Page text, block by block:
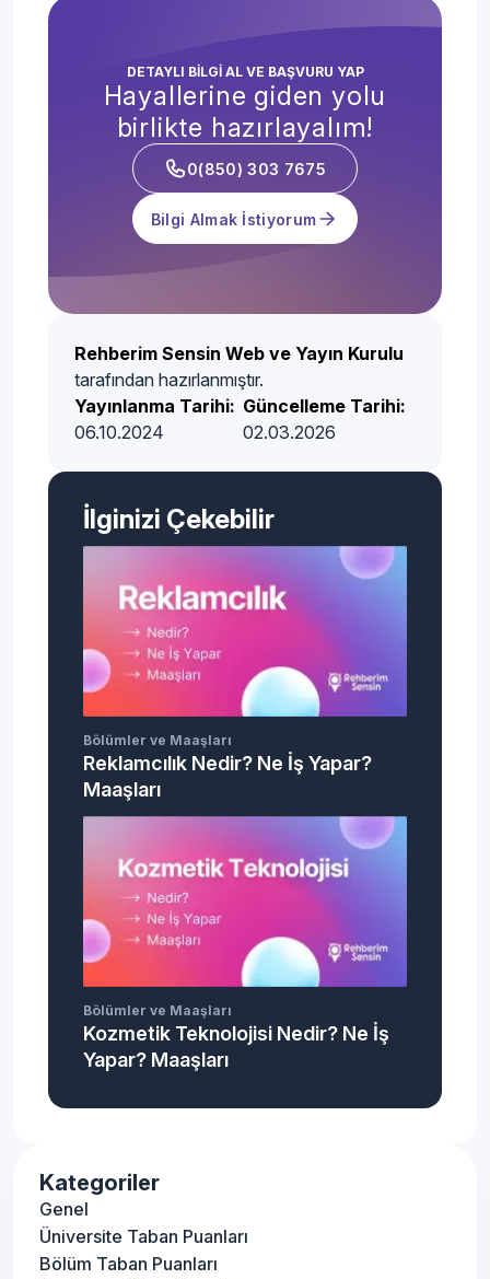
DETAYLI BİLGİ AL VE BAŞVURU YAP
Hayallerine giden yolu
birlikte hazırlayalım!
0(850) 303 7675
Bilgi Almak İstiyorum
Rehberim Sensin Web ve Yayın Kurulu
tarafından hazırlanmıştır.
Yayınlanma Tarihi:
06.10.2024
Güncelleme Tarihi:
02.03.2026
İlginizi Çekebilir
Bölümler ve Maaşları
Reklamcılık Nedir? Ne İş Yapar?
Maaşları
Bölümler ve Maaşları
Kozmetik Teknolojisi Nedir? Ne İş
Yapar? Maaşları
Kategoriler
Genel
Üniversite Taban Puanları
Bölüm Taban Puanları